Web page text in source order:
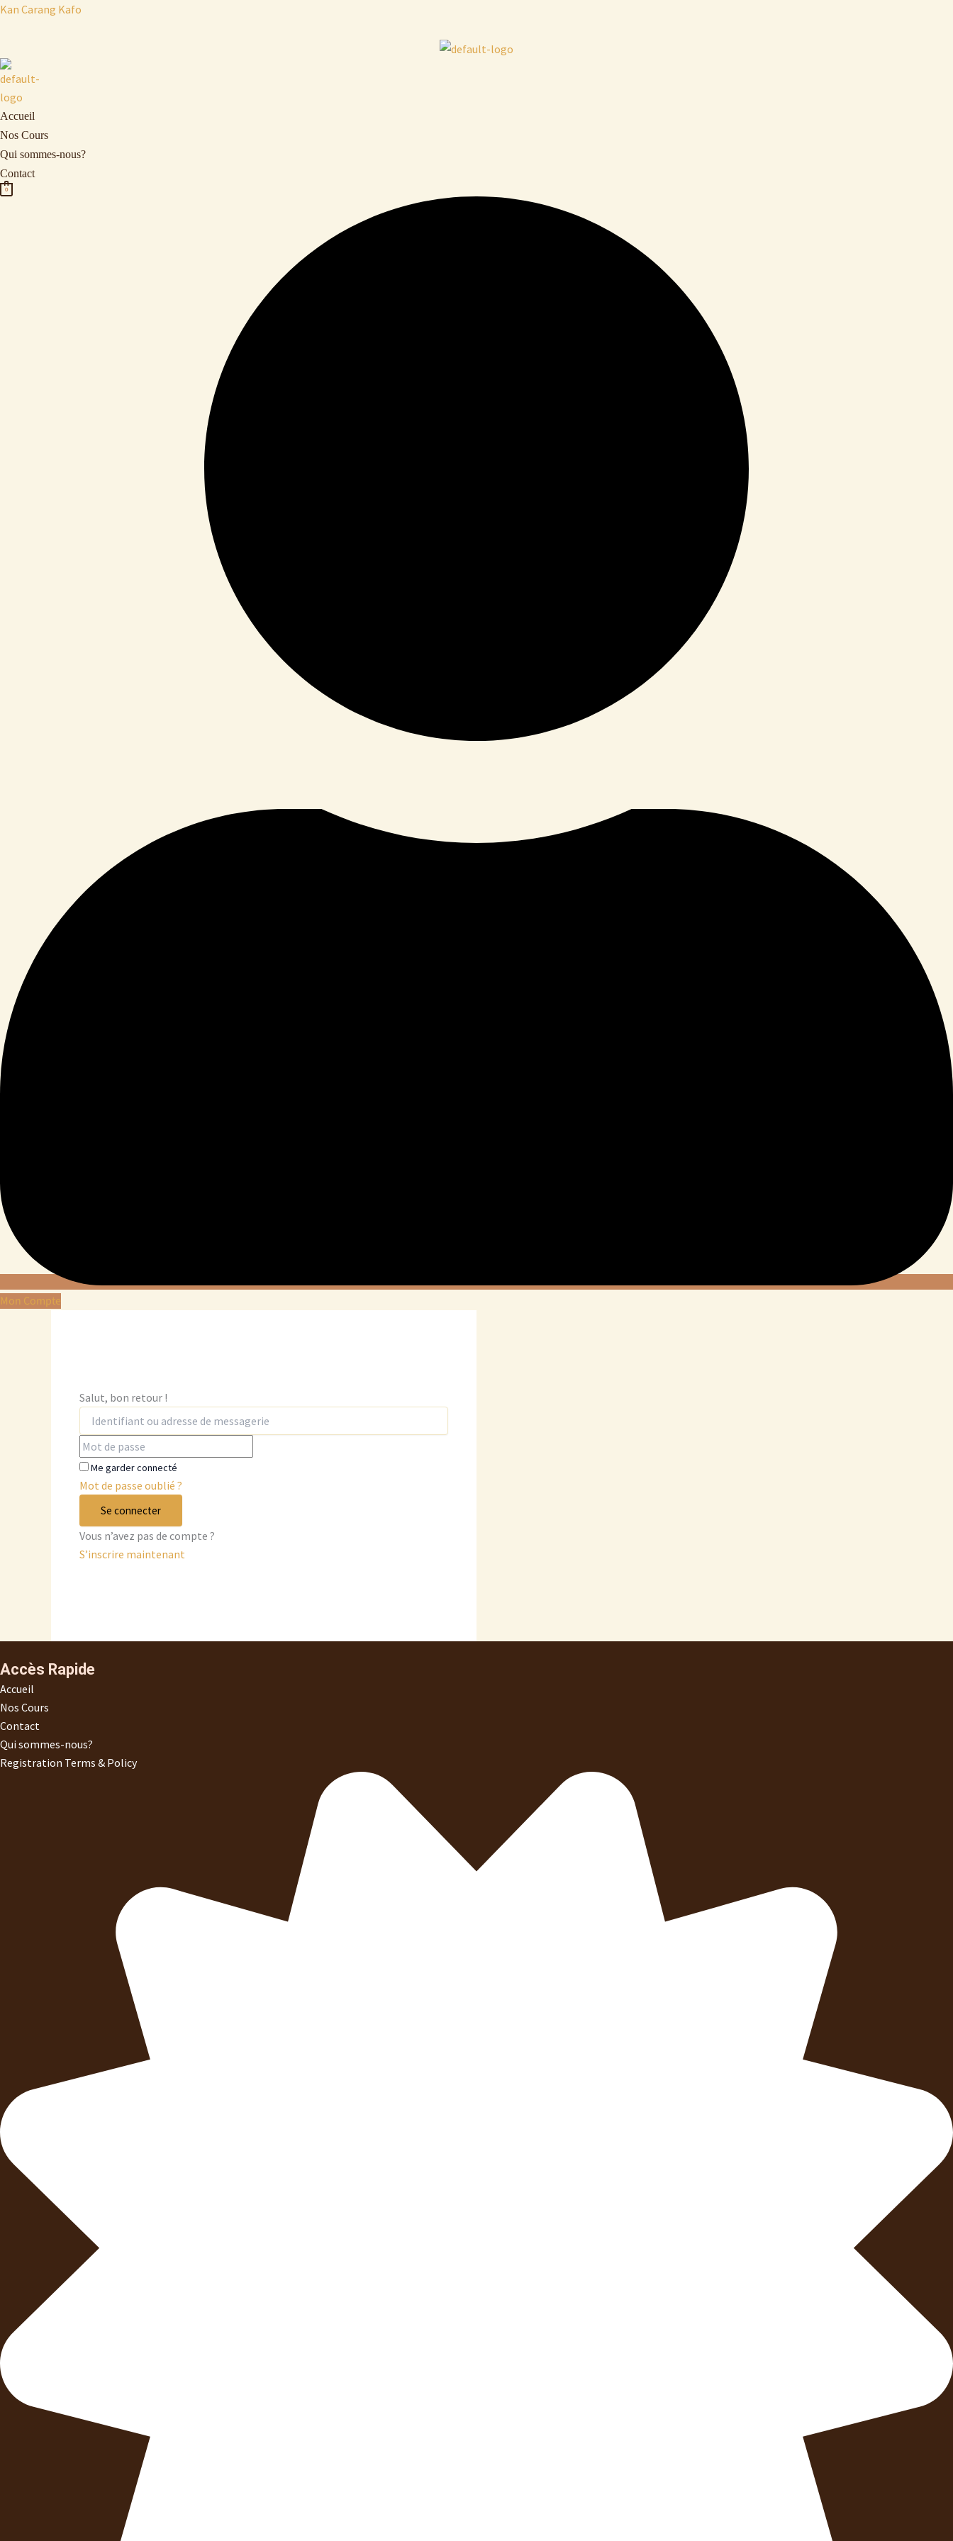
Aller
Kan Carang Kafo
Accueil
Nos Cours
Qui sommes-nous?
Contact
0
Mon Compte
Salut, bon retour !
Me garder connecté
Mot de passe oublié ?
Se connecter
Vous n’avez pas de compte ?
S’inscrire maintenant
Accès Rapide
Accueil
Nos Cours
Contact
Qui sommes-nous?
Registration Terms & Policy